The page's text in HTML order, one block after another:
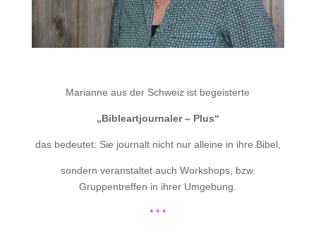
Marianne aus der Schweiz ist begeisterte
„Bibleartjournaler – Plus“
das bedeutet: Sie journalt nicht nur alleine in ihre Bibel,
sondern veranstaltet auch Workshops, bzw.
Gruppentreffen in ihrer Umgebung.
* * *